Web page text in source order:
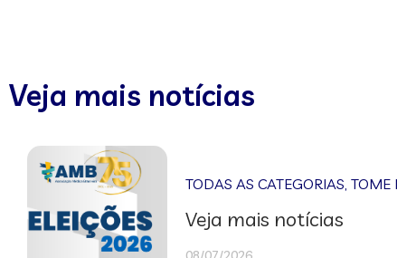
Veja mais notícias
TODAS AS CATEGORIAS ,TOME
Veja mais notícias